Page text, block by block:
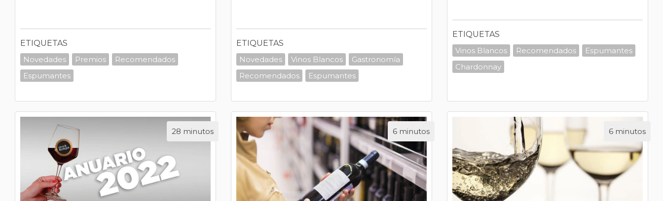
ETIQUETAS
Novedades
Premios
Recomendados
Espumantes
ETIQUETAS
Novedades
Vinos Blancos
Gastronomía
Recomendados
Espumantes
ETIQUETAS
Vinos Blancos
Recomendados
Espumantes
Chardonnay
28 minutos 6 minutos 6 minutos